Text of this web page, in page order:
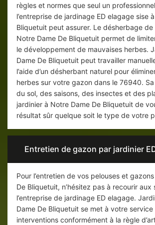
règles et normes que seul un
l’entreprise de jardinage ED elagage sise
Bliquetuit peut assurer. Le désherbage
Notre Dame De Bliquetuit permet de
le développement de mauvaises herbes.
Dame De Bliquetuit peut travailler
l’aide d’un désherbant naturel pour
herbes sur votre gazon dans le 76940.
du sol, des saisons, des insectes et des
jardinier à Notre Dame De Bliquetuit de
résultat sûr quelque soit le type de votre
Entretien de gazon par jardinier
Pour l’entretien de vos pelouses et
De Bliquetuit, n’hésitez pas à recourir aux
l’entreprise de jardinage ED elagage.
Dame De Bliquetuit se met à votre
interventions conformément à la règle